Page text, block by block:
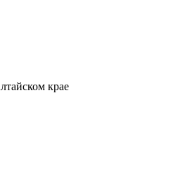
крае